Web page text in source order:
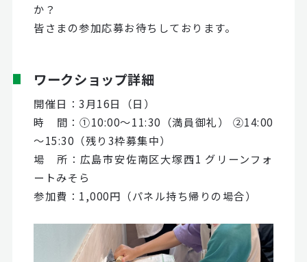
か？
皆さまの参加応募お待ちしております。
ワークショップ詳細
開催日：3月16日（日）
時 間：①10:00～11:30（満員御礼） ②14:00
～15:30（残り3枠募集中）
場 所：広島市安佐南区大塚西1 グリーンフォ
ートみそら
参加費：1,000円（パネル持ち帰りの場合）